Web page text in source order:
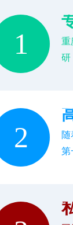
1
重
研
2
第